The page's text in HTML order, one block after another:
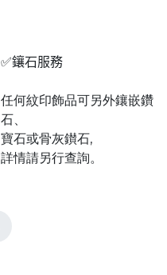
✅鑲石服務
任何紋印飾品可另外鑲嵌鑽
石、
寶石或骨灰鑚石,
詳情請另行查詢。